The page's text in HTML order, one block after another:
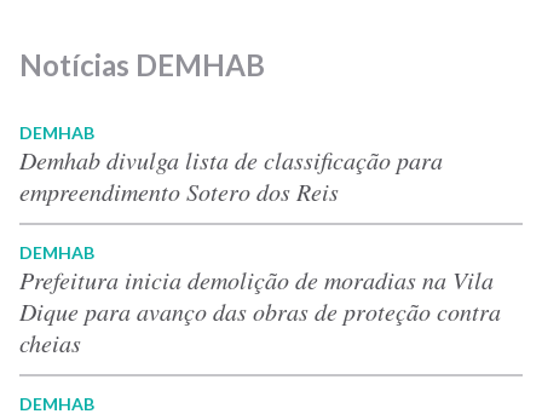
Notícias DEMHAB
DEMHAB
Demhab divulga lista de classificação para
empreendimento Sotero dos Reis
DEMHAB
Prefeitura inicia demolição de moradias na Vila
Dique para avanço das obras de proteção contra
cheias
DEMHAB